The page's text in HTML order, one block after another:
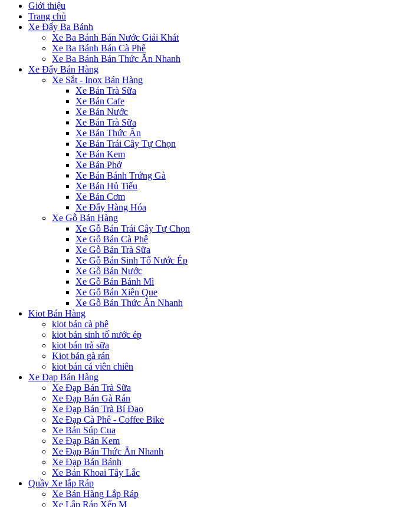
Giới thiệu
Trang chủ
Xe Đẩy Ba Bánh
Xe Ba Bánh Bán Nước Giải Khát
Xe Ba Bánh Bán Cà Phê
Xe Ba Bánh Bán Thức Ăn Nhanh
Xe Đẩy Bán Hàng
Xe Sắt - Inox Bán Hàng
Xe Bán Trà Sữa
Xe Bán Cafe
Xe Bán Nước
Xe Bán Trà Sữa
Xe Bán Thức Ăn
Xe Bán Trái Cây Tự Chọn
Xe Bán Kem
Xe Bán Phở
Xe Bán Bánh Trứng Gà
Xe Bán Hủ Tiếu
Xe Bán Cơm
Xe Đẩy Hàng Hóa
Xe Gỗ Bán Hàng
Xe Gỗ Bán Trái Cây Tự Chọn
Xe Gỗ Bán Cà Phê
Xe Gỗ Bán Trà Sữa
Xe Gỗ Bán Sinh Tố Nước Ép
Xe Gỗ Bán Nước
Xe Gỗ Bán Bánh Mì
Xe Gỗ Bán Xiên Que
Xe Gỗ Bán Thức Ăn Nhanh
Kiot Bán Hàng
kiot bán cà phê
kiot bán sinh tố nước ép
kiot bán trà sữa
Kiot bán gà rán
kiot bán cá viên chiên
Xe Đạp Bán Hàng
Xe Đạp Bán Trà Sữa
Xe Đạp Bán Gà Rán
Xe Đạp Bán Trà Bí Đao
Xe Đạp Cà Phê - Coffee Bike
Xe Bán Súp Cua
Xe Đạp Bán Kem
Xe Đạp Bán Thức Ăn Nhanh
Xe Đạp Bán Bánh
Xe Bán Khoai Tây Lắc
Quầy Xe lắp Ráp
Xe Bán Hàng Lắp Ráp
Xe Lắp Ráp Xếp M